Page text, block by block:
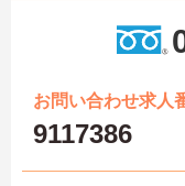
お問い合わせ求人
9117386